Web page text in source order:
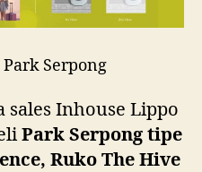
Serpong
Inhouse Lippo
Park Serpong tipe
Ruko The Hive